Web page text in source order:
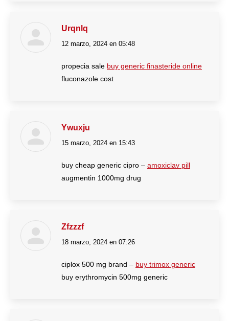
Urqnlq
dice:
12 marzo, 2024 en 05:48
propecia sale buy generic finasteride online
fluconazole cost
Ywuxju
dice:
15 marzo, 2024 en 15:43
buy cheap generic cipro – amoxiclav pill
augmentin 1000mg drug
Zfzzzf
dice:
18 marzo, 2024 en 07:26
ciplox 500 mg brand – buy trimox generic
buy erythromycin 500mg generic